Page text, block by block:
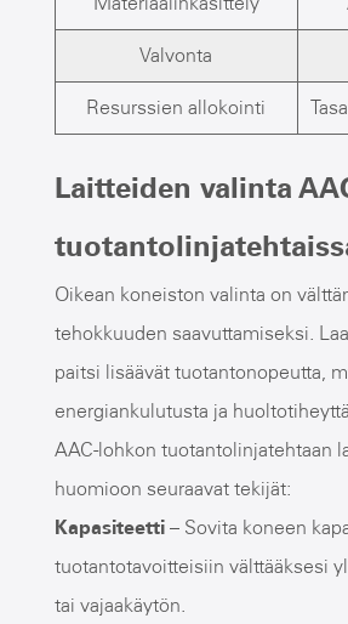
Valvonta
Resurssien allokointi
Laitteiden valinta
Oikean koneiston valinta on
tehokkuuden saavuttamiseksi.
paitsi lisäävät tuotantonopeutta,
energiankulutusta ja
AAC-lohkon tuotantolinjatehtaan
huomioon seuraavat tekijät:
Kapasiteetti – Sovita koneen
tuotantotavoitteisiin välttääksesi
tai vajaakäytön.